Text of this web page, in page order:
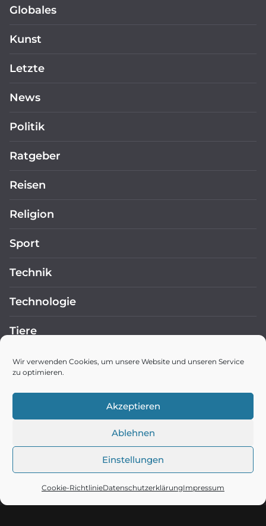
Wir verwenden Cookies, um unsere Website und unseren Service
zu optimieren.
Akzeptieren
Ablehnen
Einstellungen
Cookie-RichtlinieDatenschutzerklärungImpressum
Globales
Kunst
Letzte
News
Politik
Ratgeber
Reisen
Religion
Sport
Technik
Technologie
Tiere
TOP STORIES
WordPress
Copyright © 2026Blitzinfo.com. Präsentiert vonColorMag